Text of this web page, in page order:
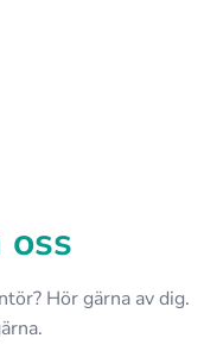
Hör gärna av dig.